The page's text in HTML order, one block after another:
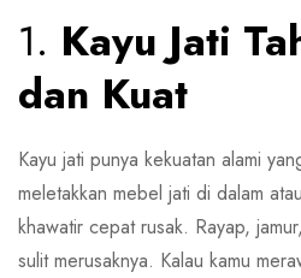
1. Kayu Jati
dan Kuat
Kayu jati punya kekuatan alami
meletakkan mebel jati di dalam
khawatir cepat rusak. Rayap,
sulit merusaknya. Kalau kamu